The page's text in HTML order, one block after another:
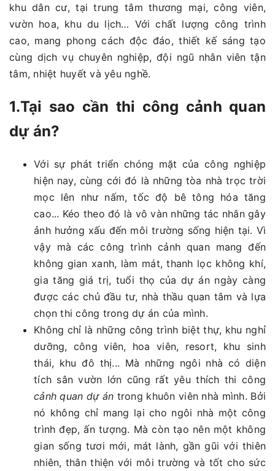
khu dân cư, tại trung tâm thương mại, công viên,
vườn hoa, khu du lịch… Với chất lượng công trình
cao, mang phong cách độc đáo, thiết kế sáng tạo
cùng dịch vụ chuyên nghiệp, đội ngũ nhân viên tận
tâm, nhiệt huyết và yêu nghề.
1.Tại sao cần thi công cảnh quan
dự án?
Với sự phát triển chóng mặt của công nghiệp
hiện nay, cùng cới đó là những tòa nhà trọc trời
mọc lên như nấm, tốc độ bê tông hóa tăng
cao... Kéo theo đó là vô vàn những tác nhân gây
ảnh hưởng xấu đến môi trường sống hiện tại. Vì
vậy mà các công trình cảnh quan mang đến
không gian xanh, làm mát, thanh lọc không khí,
gia tăng giá trị, tuổi thọ của dự án ngày càng
được các chủ đầu tư, nhà thầu quan tâm và lựa
chọn thi công trong dự án của mình.
Không chỉ là những công trình biệt thự, khu nghỉ
dưỡng, công viên, hoa viên, resort, khu sinh
thái, khu đô thị... Mà những ngôi nhà có diện
tích sân vườn lớn cũng rất yêu thích thi công
cảnh quan dự án trong khuôn viên nhà mình. Bởi
nó không chỉ mang lại cho ngôi nhà một công
trình đẹp, ấn tượng. Mà còn tạo nên một không
gian sống tươi mới, mát lành, gần gũi với thiên
nhiên, thân thiện với môi trường và tốt cho sức